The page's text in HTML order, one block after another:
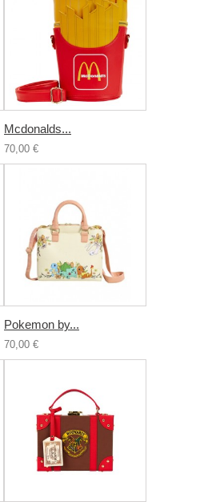
Mcdonalds...
70,00 €
Pokemon by...
70,00 €